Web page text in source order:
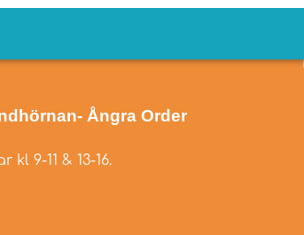
- Ångra Order
9-11 & 13-16.